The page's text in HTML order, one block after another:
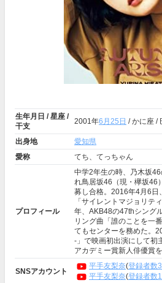
生年月日 / 星座 /
干支
2001年6月25日 / かに座 /
出身地
愛知県
愛称
てち、てっちゃん
プロフィール
中学2年生の時、乃木坂
れ鳥居坂46（現・欅坂46
募し合格。2016年4月6日
「サイレントマジョリテ
年、AKB48の47thシング
リング曲「誰のことを一
てもセンターを務めた。
-」で映画初出演にして初
アカデミー賞新人俳優賞を
SNSアカウント
平手友梨奈(登録者数
平手友梨奈(登録者数